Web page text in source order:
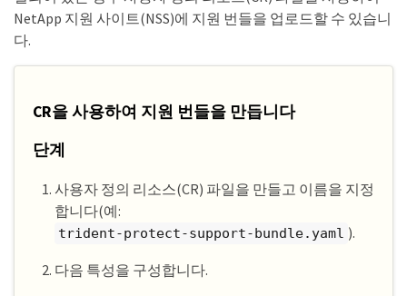
NetApp 지원 사이트(NSS)에 지원 번들을 업로드할 수 있습니
다.
CR을 사용하여 지원 번들을 만듭니다
단계
사용자 정의 리소스(CR) 파일을 만들고 이름을 지정
합니다(예:
trident-protect-support-bundle.yaml ).
다음 특성을 구성합니다.